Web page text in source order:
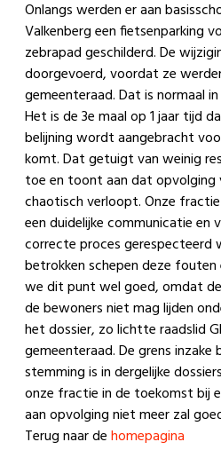
Onlangs werden er aan
Valkenberg een fietsenparking
zebrapad geschilderd. De
doorgevoerd, voordat ze
gemeenteraad. Dat is normaal
Het is de 3e maal op 1 jaar tijd
belijning wordt aangebracht
komt. Dat getuigt van weinig
toe en toont aan dat opvolging
chaotisch verloopt. Onze
een duidelijke communicatie
correcte proces gerespecteerd
betrokken schepen deze fouten
we dit punt wel goed, omdat
de bewoners niet mag lijden
het dossier, zo lichtte raadslid
gemeenteraad. De grens inzake
stemming is in dergelijke
onze fractie in de toekomst bij
aan opvolging niet meer zal
Terug naar dehomepagina